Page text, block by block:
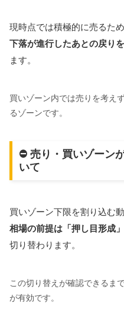
現時点では積極的に売るた
下落が進行したあとの戻り
ます。
買いゾーン内では売りを考えず
るゾーンです。
⛔ 売り・買いゾーン
いて
買いゾーン下限を割り込む
相場の前提は「押し目形成
切り替わります。
この切り替えが確認できるまで
が有効です。